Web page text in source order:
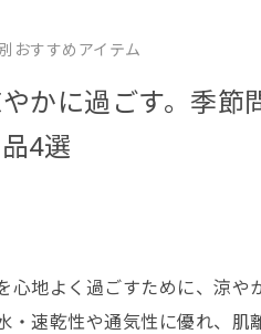
おすすめアイテム
かに過ごす。季節
4選
心地よく過ごすために、涼
・速乾性や通気性に優れ、肌